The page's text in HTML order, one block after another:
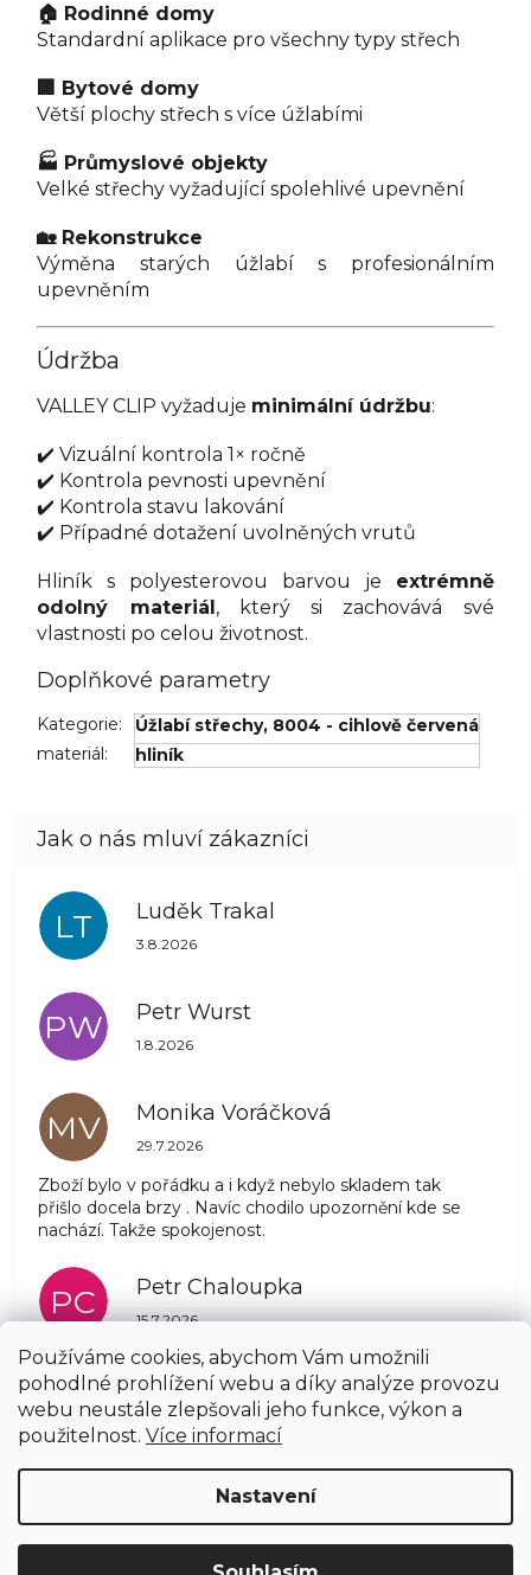
Používáme cookies, abychom Vám umožnili
pohodlné prohlížení webu a díky analýze provozu
webu neustále zlepšovali jeho funkce, výkon a
použitelnost. Více informací
Nastavení
🏠 Rodinné domy
Standardní aplikace pro všechny typy střech
🏢 Bytové domy
Větší plochy střech s více úžlabími
🏭 Průmyslové objekty
Velké střechy vyžadující spolehlivé upevnění
🏡 Rekonstrukce
Výměna starých úžlabí s profesionálním
upevněním
Údržba
VALLEY CLIP vyžaduje minimální údržbu:
✔️ Vizuální kontrola 1× ročně
✔️ Kontrola pevnosti upevnění
✔️ Kontrola stavu lakování
✔️ Případné dotažení uvolněných vrutů
Hliník s polyesterovou barvou je
extrémně
odolný materiál, který si zachovává své
vlastnosti po celou životnost.
Doplňkové parametry
Kategorie: Úžlabí střechy, 8004 - cihlově červená
materiál: hliník
LT Luděk Trakal
Hodnocení obchodu je 5 z 5 hvězdiček.
3.8.2026
PW Petr Wurst
Hodnocení obchodu je 5 z 5 hvězdiček.
1.8.2026
MV Monika Voráčková
Hodnocení obchodu je 5 z 5 hvězdiček.
29.7.2026
Zboží bylo v pořádku a i když nebylo skladem tak
přišlo docela brzy . Navíc chodilo upozornění kde se
nachází. Takže spokojenost.
PC Petr Chaloupka
Hodnocení obchodu je 5 z 5 hvězdiček.
15.7.2026
Zobrazit další hodnocení
Vytvořil Shoptet
Copyright 2026AZSTRECHA.CZ. Všechna práva
Upravit nastavení cookies